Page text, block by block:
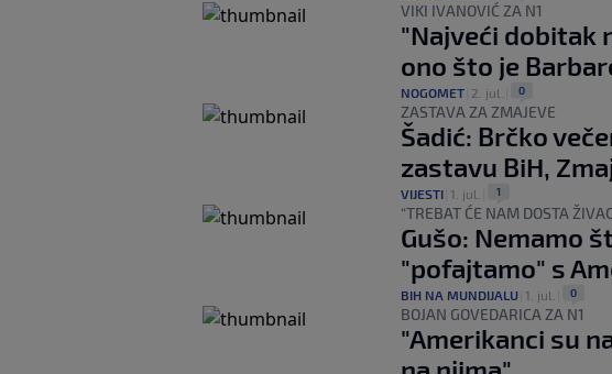
VIKI IVANOVIĆ ZA N1
"Najveći dobitak
ono što je
NOGOMET 2. jul. 0
ZASTAVA ZA ZMAJEVE
Šadić: Brčko
zastavu BiH,
VIJESTI 1. jul. 1
“TREBAT ĆE NAM DOSTA
Gušo: Nemamo
"pofajtamo" s
BIH NA MUNDIJALU 1. jul. 0
BOJAN GOVEDARICA ZA N1
"Amerikanci su